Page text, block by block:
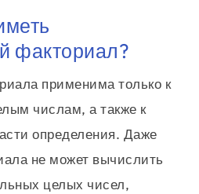
факториал?
применима только к
числам, а также к
определения. Даже
не может вычислить
целых чисел,